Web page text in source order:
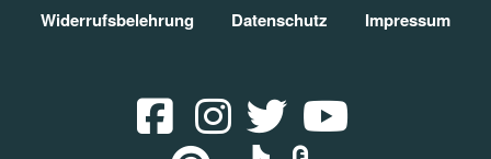
Widerrufsbelehrung Datenschutz Impressum